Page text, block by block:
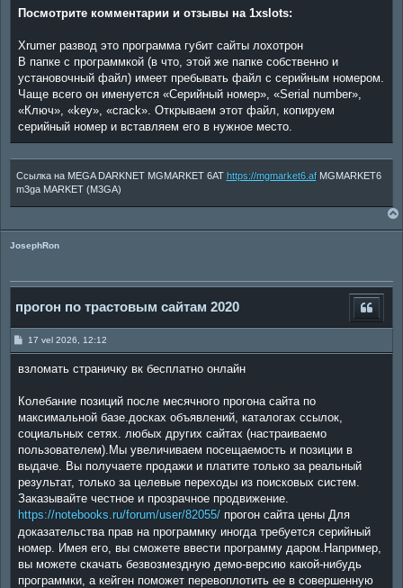
Посмотрите комментарии и отзывы на 1xslots:
Xrumer развод это программа губит сайты лохотрон
В папке с программкой (в что, этой же папке собственно и
установочный файл) имеет пребывать файл с серийным номером.
Чаще всего он именуется «Серийный номер», «Serial number»,
«Ключ», «key», «crack». Открываем этот файл, копируем
серийный номер и вставляем его в нужное место.
Ссылка на MEGA DARKNET MGMARKET 6AT https://mgmarket6.afMGMARKET6
m3ga MARKET (M3GA)
JosephRon
прогон по трастовым сайтам 2020
P
t
17 vel 2026, 12:12
взломать страничку вк бесплатно онлайн
Колебание позиций после месячного прогона сайта по
максимальной базе.досках объявлений, каталогах ссылок,
социальных сетях. любых других сайтах (настраиваемо
пользователем).Мы увеличиваем посещаемость и позиции в
выдаче. Вы получаете продажи и платите только за реальный
результат, только за целевые переходы из поисковых систем.
Заказывайте честное и прозрачное продвижение.
https://notebooks.ru/forum/user/82055/ прогон сайта цены Для
доказательства прав на программку иногда требуется серийный
номер. Имея его, вы сможете ввести программу даром.Например,
вы можете скачать безвозмездную демо-версию какой-нибудь
программки, а кейген поможет перевоплотить ее в совершенную